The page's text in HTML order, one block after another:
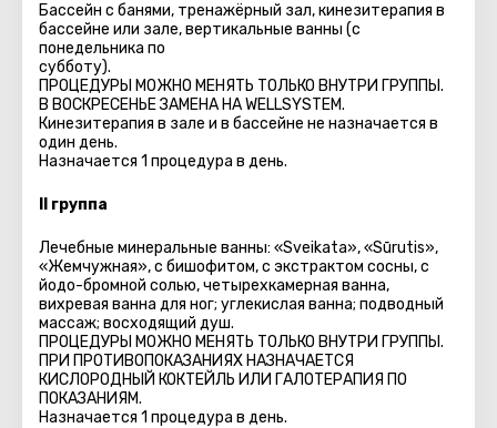
Бассейн с банями, тренажёрный зал, кинезитерапия в
бассейне или зале, вертикальные ванны (с
понедельника по
субботу).
ПРОЦЕДУРЫ МОЖНО МЕНЯТЬ ТОЛЬКО ВНУТРИ ГРУППЫ.
В ВОСКРЕСЕНЬЕ ЗАМЕНА НА WELLSYSTEM.
Кинезитерапия в зале и в бассейне не назначается в
один день.
Назначается 1 процедура в день.
II группа
Лечебные минеральные ванны: «Sveikata», «Sūrutis»,
«Жемчужная», с бишофитом, с экстрактом сосны, с
йодо-бромной солью, четырехкамерная ванна,
вихревая ванна для ног; углекислая ванна; подводный
массаж; восходящий душ.
ПРОЦЕДУРЫ МОЖНО МЕНЯТЬ ТОЛЬКО ВНУТРИ ГРУППЫ.
ПРИ ПРОТИВОПОКАЗАНИЯХ НАЗНАЧАЕТСЯ
КИСЛОРОДНЫЙ КОКТЕЙЛЬ ИЛИ ГАЛОТЕРАПИЯ ПО
ПОКАЗАНИЯМ.
Назначается 1 процедура в день.